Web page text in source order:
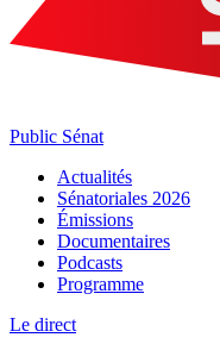
Public Sénat
Actualités
Sénatoriales 2026
Émissions
Documentaires
Podcasts
Programme
Le direct